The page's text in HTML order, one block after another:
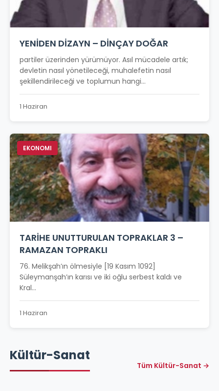
YENİDEN DİZAYN – DİNÇAY DOĞAR
partiler üzerinden yürümüyor. Asıl mücadele artık;
devletin nasıl yönetileceği, muhalefetin nasıl
şekillendirileceği ve toplumun hangi...
1 Haziran
EKONOMI
TARİHE UNUTTURULAN TOPRAKLAR 3 –
RAMAZAN TOPRAKLI
76. Melikşah’ın ölmesiyle [19 Kasım 1092]
Süleymanşah’ın karısı ve iki oğlu serbest kaldı ve
Kral...
1 Haziran
Kültür-Sanat
Tüm Kültür-Sanat →